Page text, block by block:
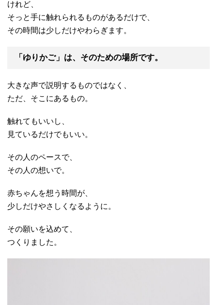
けれど、
そっと手に触れられるものがあるだけで、
その時間は少しだけやわらぎます。
「ゆりかご」は、そのための場所です。
大きな声で説明するものではなく、
ただ、そこにあるもの。
触れてもいいし、
見ているだけでもいい。
その人のペースで、
その人の想いで。
赤ちゃんを想う時間が、
少しだけやさしくなるように。
その願いを込めて、
つくりました。